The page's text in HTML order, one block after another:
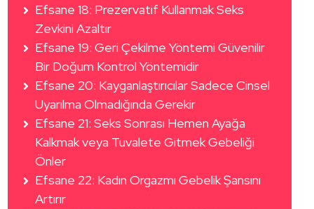
Efsane 18: Prezervatif Kullanmak Seks
Zevkini Azaltır
Efsane 19: Geri Çekilme Yöntemi Güvenilir
Bir Doğum Kontrol Yöntemidir
Efsane 20: Kayganlaştırıcılar Sadece Cinsel
Uyarılma Olmadığında Gerekir
Efsane 21: Seks Sonrası Hemen Ayağa
Kalkmak veya Tuvalete Gitmek Gebeliği
Önler
Efsane 22: Kadın Orgazmı Gebelik Şansını
Artırır